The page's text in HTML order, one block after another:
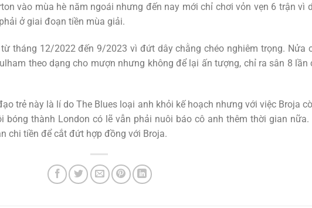
vào mùa hè năm ngoái nhưng đến nay mới chỉ chơi vỏn vẹn 6 trận vì
ở giai đoạn tiền mùa giải.
tháng 12/2022 đến 9/2023 vì đứt dây chằng chéo nghiêm trọng. Nửa
theo dạng cho mượn nhưng không để lại ấn tượng, chỉ ra sân 8 lần
trẻ này là lí do The Blues loại anh khỏi kế hoạch nhưng với việc Broja
bóng thành London có lẽ vẫn phải nuôi báo cô anh thêm thời gian nữa.
chi tiền để cắt đứt hợp đồng với Broja.